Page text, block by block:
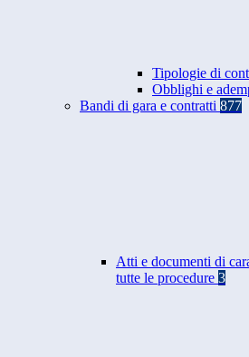
Tipologie di
Obblighi e
Bandi di gara e contratti 877
Atti e documenti di
tutte le procedure 3